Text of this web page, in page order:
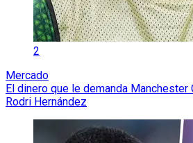
2
Mercado
El dinero que le demanda Manchester
Rodri Hernández